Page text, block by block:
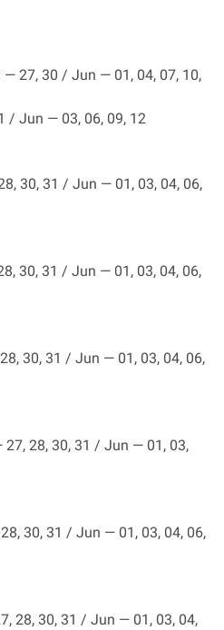
27, 30 / Jun — 01, 04, 07, 10,
/ Jun — 03, 06, 09, 12
30, 31 / Jun — 01, 03, 04, 06,
30, 31 / Jun — 01, 03, 04, 06,
30, 31 / Jun — 01, 03, 04, 06,
27, 28, 30, 31 / Jun — 01, 03,
30, 31 / Jun — 01, 03, 04, 06,
28, 30, 31 / Jun — 01, 03, 04,